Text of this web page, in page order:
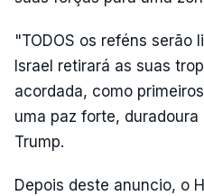
"TODOS os reféns serão
Israel retirará as suas
acordada, como
uma paz forte,
Trump.
Depois deste anuncio, o